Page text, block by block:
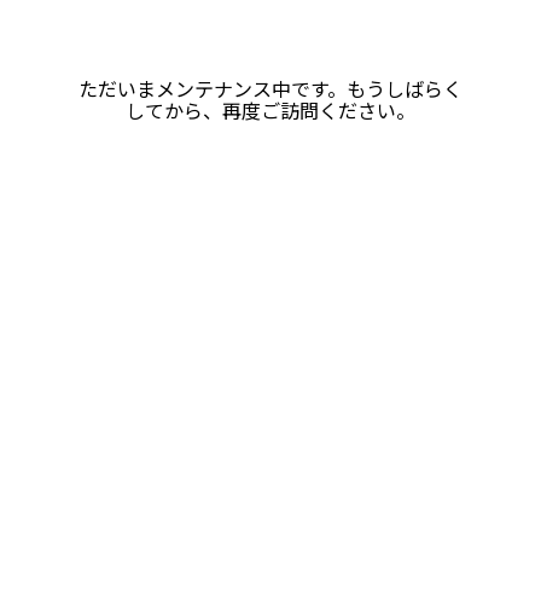
ただいまメンテナンス中です。もうしばらく
してから、再度ご訪問ください。